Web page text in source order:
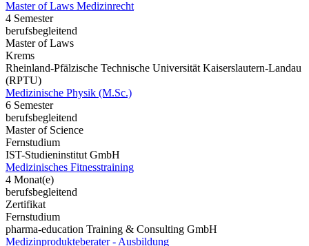
Master of Laws Medizinrecht
4 Semester
berufsbegleitend
Master of Laws
Krems
Rheinland-Pfälzische Technische Universität Kaiserslautern-Landau
(RPTU)
Medizinische Physik (M.Sc.)
6 Semester
berufsbegleitend
Master of Science
Fernstudium
IST-Studieninstitut GmbH
Medizinisches Fitnesstraining
4 Monat(e)
berufsbegleitend
Zertifikat
Fernstudium
pharma-education Training & Consulting GmbH
Medizinprodukteberater - Ausbildung